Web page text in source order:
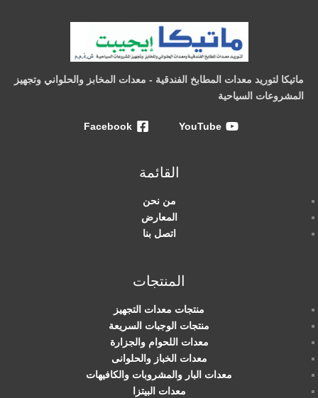
ماتيكا لتوريد معدات المطابخ الفندقية - معدات المخابز والحلواني وتجهيز
المشروعات السياحية
YouTube
Facebook
القائمة
من نحن
المعارض
اتصل بنا
المنتجات
منتجات معدات التجهيز
منتجات الوجبات السريعة
معدات اللحوام والجزارة
معدات الخباز والحلوانى
معدات البار والمشروبات والكافيهات
معدات البيتزا